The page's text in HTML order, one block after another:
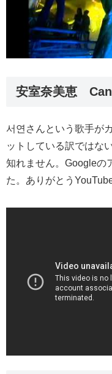
安室奈美恵
서연さんという歌手が
ットしている訳ではな
知れません。Googleの
た。ありがとう